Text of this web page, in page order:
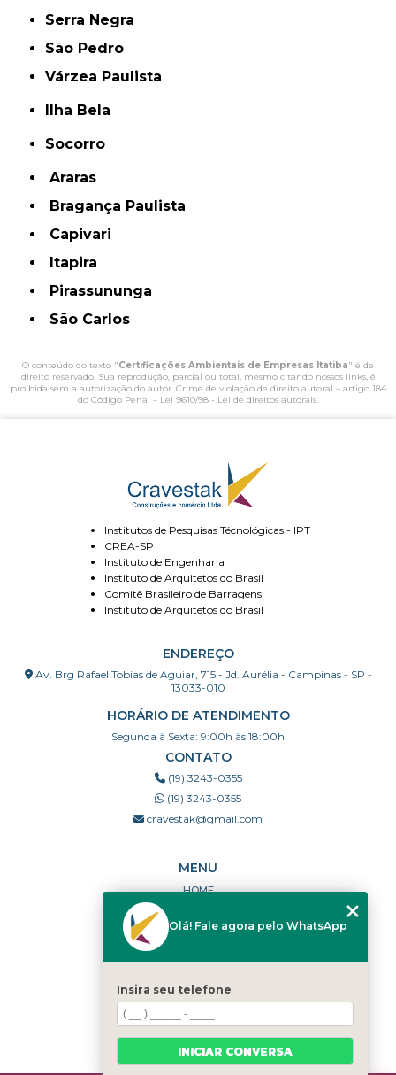
Serra Negra
São Pedro
Várzea Paulista
Ilha Bela
Socorro
Araras
Bragança Paulista
Capivari
Itapira
Pirassununga
São Carlos
O conteúdo do texto "Certificações Ambientais de Empresas Itatiba" é de
direito reservado. Sua reprodução, parcial ou total, mesmo citando nossos links, é
proibida sem a autorização do autor. Crime de violação de direito autoral – artigo 184
do Código Penal – Lei 9610/98 - Lei de direitos autorais.
Institutos de Pesquisas Técnológicas - IPT
CREA-SP
Instituto de Engenharia
Instituto de Arquitetos do Brasil
Comitê Brasileiro de Barragens
Instituto de Arquitetos do Brasil
ENDEREÇO
Av. Brg Rafael Tobias de Aguiar, 715 - Jd. Aurélia - Campinas - SP -
13033-010
HORÁRIO DE ATENDIMENTO
Segunda à Sexta: 9:00h às 18:00h
CONTATO
(19) 3243-0355
(19) 3243-0355
cravestak@gmail.com
MENU
HOME
PORTFÓLIO
DÚVIDAS FREQUENTES
CATEGORIAS
MAPA DO SITE
Olá! Fale agora pelo WhatsApp
Insira seu telefone
INICIAR CONVERSA